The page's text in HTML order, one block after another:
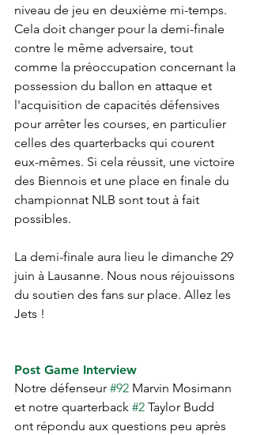
niveau de jeu en deuxième mi-temps.
Cela doit changer pour la demi-finale
contre le même adversaire, tout
comme la préoccupation concernant la
possession du ballon en attaque et
l'acquisition de capacités défensives
pour arrêter les courses, en particulier
celles des quarterbacks qui courent
eux-mêmes. Si cela réussit, une victoire
des Biennois et une place en finale du
championnat NLB sont tout à fait
possibles.
La demi-finale aura lieu le dimanche 29
juin à Lausanne. Nous nous réjouissons
du soutien des fans sur place. Allez les
Jets !
Post Game Interview
Notre défenseur #92 Marvin Mosimann
et notre quarterback #2 Taylor Budd
ont répondu aux questions peu après